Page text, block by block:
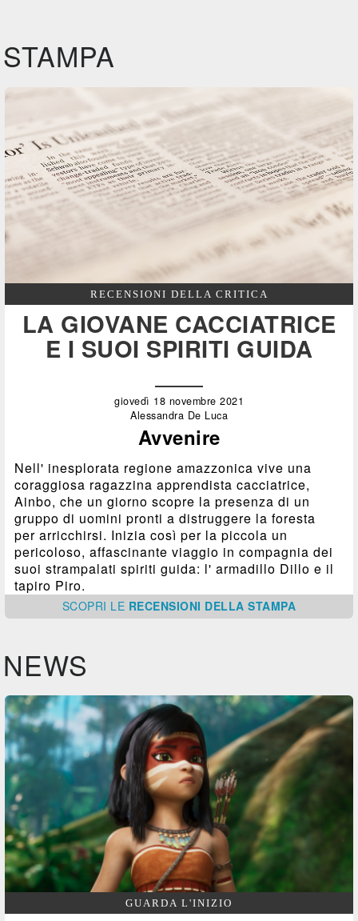
STAMPA
RECENSIONI DELLA CRITICA
LA GIOVANE CACCIATRICE
E I SUOI SPIRITI GUIDA
giovedì 18 novembre 2021
Alessandra De Luca
Avvenire
Nell' inesplorata regione amazzonica vive una
coraggiosa ragazzina apprendista cacciatrice,
Ainbo, che un giorno scopre la presenza di un
gruppo di uomini pronti a distruggere la foresta
per arricchirsi. Inizia così per la piccola un
pericoloso, affascinante viaggio in compagnia dei
suoi strampalati spiriti guida: l' armadillo Dillo e il
tapiro Piro.
SCOPRI LE RECENSIONI DELLA STAMPA
NEWS
GUARDA L'INIZIO